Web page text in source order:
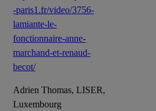
-paris1.fr/video/3756-
lamiante-le-
fonctionnaire-anne-
marchand-et-renaud-
becot/
Adrien Thomas, LISER,
Luxembourg